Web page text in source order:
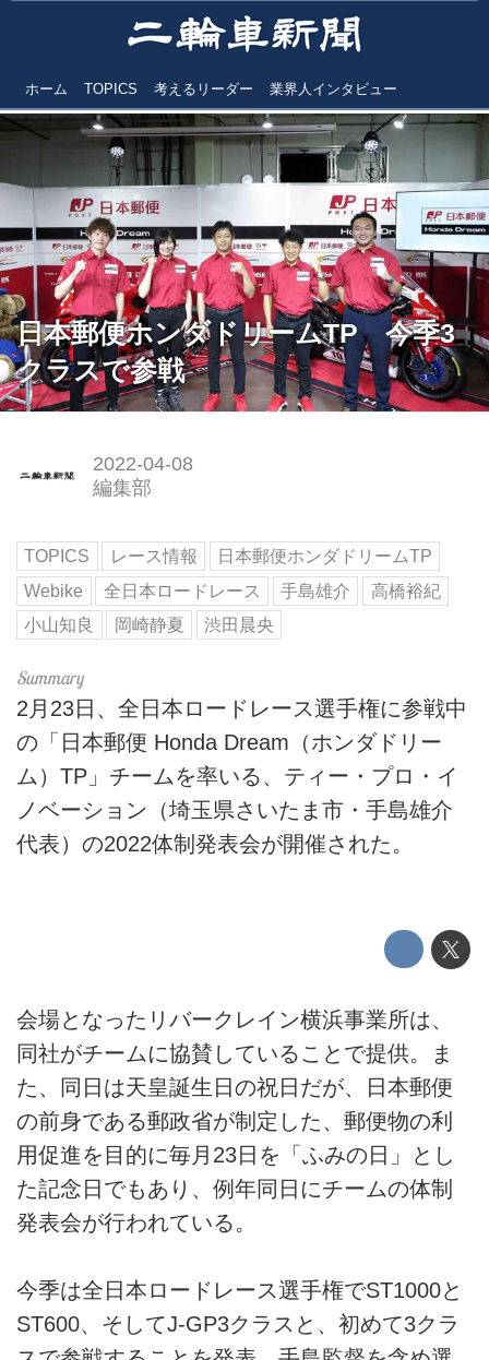
ホーム TOPICS 考えるリーダー 業界人インタビュー
日本郵便ホンダドリームTP 今季3
クラスで参戦
2022-04-08
編集部
TOPICS レース情報
日本郵便ホンダドリームTP
Webike
全日本ロードレース 手島雄介
高橋裕紀
小山知良
岡崎静夏 渋田晨央
2月23日、全日本ロードレース選手権に参戦中
の「日本郵便 Honda Dream（ホンダドリー
ム）TP」チームを率いる、ティー・プロ・イ
ノベーション（埼玉県さいたま市・手島雄介
代表）の2022体制発表会が開催された。
会場となったリバークレイン横浜事業所は、
同社がチームに協賛していることで提供。ま
た、同日は天皇誕生日の祝日だが、日本郵便
の前身である郵政省が制定した、郵便物の利
用促進を目的に毎月23日を「ふみの日」とし
た記念日でもあり、例年同日にチームの体制
発表会が行われている。
今季は全日本ロードレース選手権でST1000と
ST600、そしてJ-GP3クラスと、初めて3クラ